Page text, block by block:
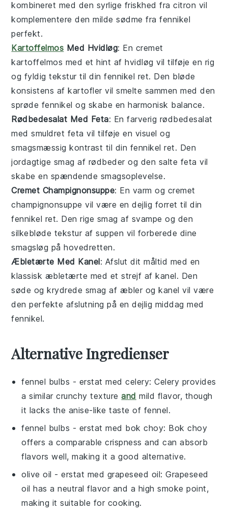
kombineret med den syrlige friskhed fracitron vil
komplementere den milde sødme frafennikel
perfekt.
Kartoffelmos Med Hvidløg: En cremet
kartoffelmos med et hint afhvidløg vil tilføje en rig
og fyldig tekstur til dinfennikel ret. Den bløde
konsistens afkartofler vil smelte sammen med den
sprøde fennikel og skabe en harmonisk balance.
Rødbedesalat Med Feta: En farverig rødbedesalat
med smuldret feta vil tilføje en visuel og
smagsmæssig kontrast til din fennikel ret. Den
jordagtige smag af rødbeder og den salte feta vil
skabe en spændende smagsoplevelse.
Cremet Champignonsuppe: En varm og cremet
champignonsuppe vil være en dejlig forret til din
fennikel ret. Den rige smag af svampe og den
silkebløde tekstur afsuppen vil forberede dine
smagsløg på hovedretten.
Æbletærte Med Kanel: Afslut dit måltid med en
klassisk æbletærte med et strejf afkanel. Den
søde og krydrede smag af æbler ogkanel vil være
den perfekte afslutning på en dejlig middag med
fennikel.
Alternative Ingredienser
fennel bulbs - erstat medcelery: Celery provides
a similar crunchy textureand mild flavor, though
it lacks the anise-like taste of fennel.
fennel bulbs - erstat med bok choy: Bok choy
offers a comparable crispness and can absorb
flavors well, making it a good alternative.
olive oil - erstat med grapeseed oil: Grapeseed
oil has a neutral flavor and a high smoke point,
making it suitable for cooking.